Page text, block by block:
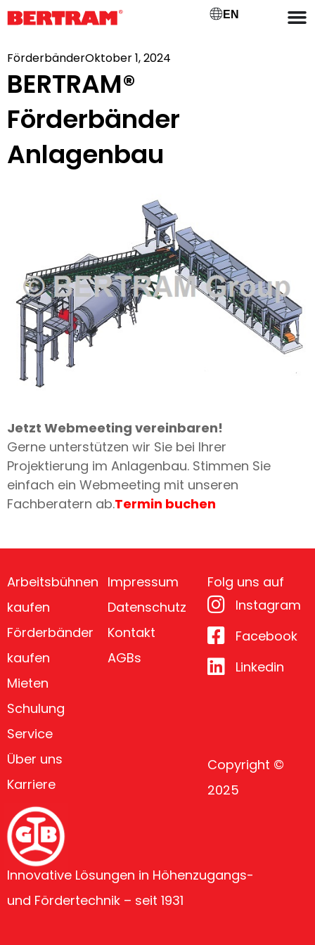
EN
FörderbänderOktober 1, 2024
BERTRAM®
Förderbänder
Anlagenbau
Jetzt Webmeeting vereinbaren!
Gerne unterstützen wir Sie bei Ihrer
Projektierung im Anlagenbau. Stimmen Sie
einfach ein Webmeeting mit unseren
Fachberatern ab.Termin buchen
Innovative Lösungen in Höhenzugangs-
und Fördertechnik – seit 1931
Arbeitsbühnen
kaufen
Förderbänder
kaufen
Mieten
Schulung
Service
Über uns
Karriere
Impressum
Datenschutz
Kontakt
AGBs
Folg uns auf
Instagram
Facebook
Linkedin
Copyright ©
2025